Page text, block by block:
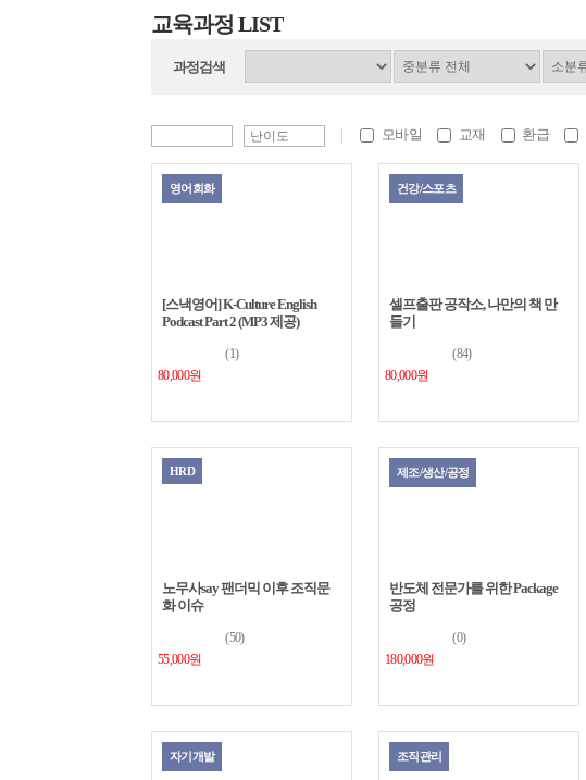
교육과정 LIST
과정검색
모바일 교재 환급
영어회화
[스낵영어] K-Culture English
Podcast Part 2 (MP3 제공)
(1)
80,000원
건강/스포츠
셀프출판 공작소, 나만의 책 만
들기
(84)
80,000원
HRD
노무사say 팬더믹 이후 조직문
화 이슈
(50)
55,000원
제조/생산/공정
반도체 전문가를 위한 Package
공정
(0)
180,000원
자기개발 조직관리